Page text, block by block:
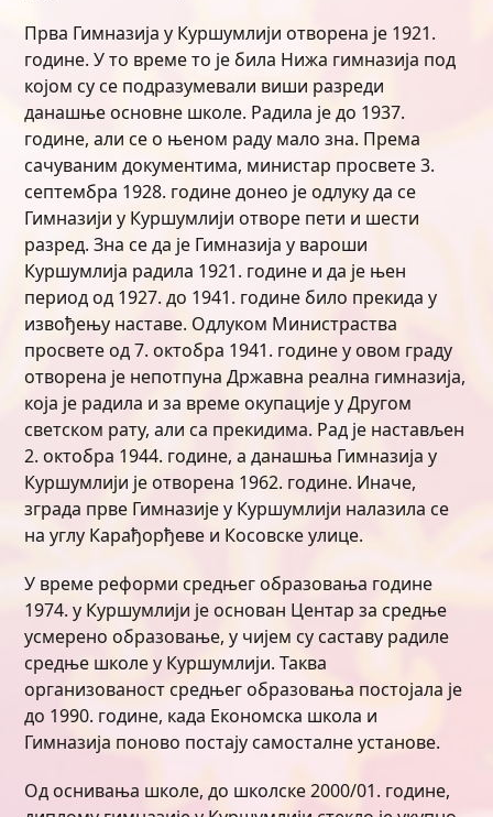
Прва Гимназија у Куршумлији отворена је 1921.
године. У то време то је била Нижа гимназија под
којом су се подразумевали виши разреди
данашње основне школе. Радила је до 1937.
године, али се о њеном раду мало зна. Према
сачуваним документима, министар просвете 3.
септембра 1928. године донео је одлуку да се
Гимназији у Куршумлији отворе пети и шести
разред. Зна се да је Гимназија у вароши
Куршумлија радила 1921. године и да је њен
период од 1927. до 1941. године било прекида у
извођењу наставе. Одлуком Министраства
просвете од 7. октобра 1941. године у овом граду
отворена је непотпуна Државна реална гимназија,
која је радила и за време окупације у Другом
светском рату, али са прекидима. Рад је настављен
2. октобра 1944. године, а данашња Гимназија у
Куршумлији је отворена 1962. године. Иначе,
зграда прве Гимназије у Куршумлији налазила се
на углу Карађорђеве и Косовске улице.
У време реформи средњег образовања године
1974. у Куршумлији је основан Центар за средње
усмерено образовање, у чијем су саставу радиле
средње школе у Куршумлији. Таква
организованост средњег образовања постојала је
до 1990. године, када Економска школа и
Гимназија поново постају самосталне установе.
Од оснивања школе, до школске 2000/01. године,